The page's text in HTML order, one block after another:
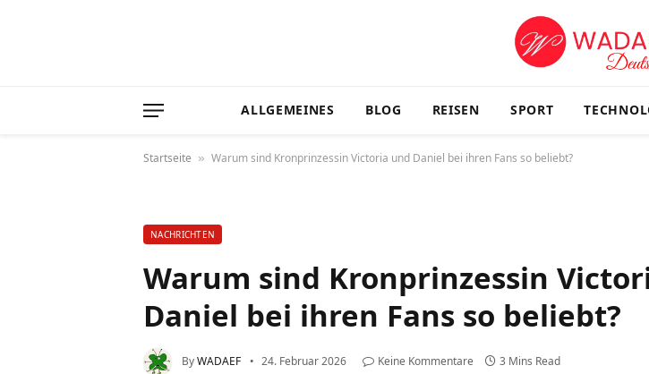
ALLGEMEINES BLOG REISEN SPORT
Startseite » Warum sind Kronprinzessin Victoria und Daniel bei ihren Fans so beliebt?
NACHRICHTEN
Warum sind Kronprinzessin
Daniel bei ihren Fans so beliebt?
ByWADAEF 24. Februar 2026 Keine Kommentare 3 Mins Read